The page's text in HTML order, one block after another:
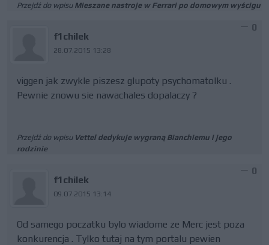
Przejdź do wpisu Mieszane nastroje w Ferrari po domowym wyścigu
f1chilek
28.07.2015 13:28
0
viggen jak zwykle piszesz glupoty psychomatolku .
Pewnie znowu sie nawachales dopalaczy ?
Przejdź do wpisu Vettel dedykuje wygraną Bianchiemu i jego
rodzinie
f1chilek
09.07.2015 13:14
0
Od samego poczatku bylo wiadome ze Merc jest poza
konkurencja . Tylko tutaj na tym portalu pewien